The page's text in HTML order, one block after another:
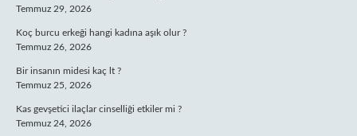
Temmuz 29, 2026
Koç burcu erkeği hangi kadına aşık olur ?
Temmuz 26, 2026
Bir insanın midesi kaç lt ?
Temmuz 25, 2026
Kas gevşetici ilaçlar cinselliği etkiler mi ?
Temmuz 24, 2026